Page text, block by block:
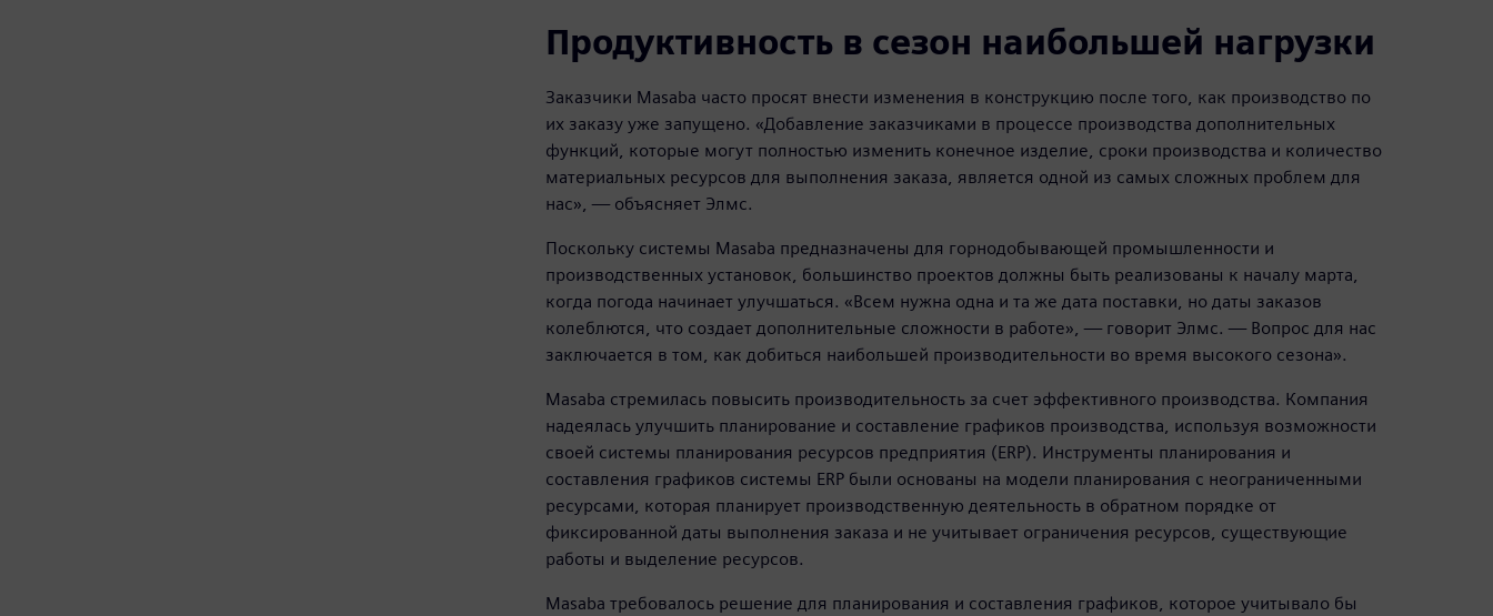
Продуктивность в сезон наибольшей нагрузки
Заказчики Masaba часто просят внести изменения в конструкцию после того, как производство по
их заказу уже запущено. «Добавление заказчиками в процессе производства дополнительных
функций, которые могут полностью изменить конечное изделие, сроки производства и количество
материальных ресурсов для выполнения заказа, является одной из самых сложных проблем для
нас», — объясняет Элмс.
Поскольку системы Masaba предназначены для горнодобывающей промышленности и
производственных установок, большинство проектов должны быть реализованы к началу марта,
когда погода начинает улучшаться. «Всем нужна одна и та же дата поставки, но даты заказов
колеблются, что создает дополнительные сложности в работе», — говорит Элмс. — Вопрос для нас
заключается в том, как добиться наибольшей производительности во время высокого сезона».
Masaba стремилась повысить производительность за счет эффективного производства. Компания
надеялась улучшить планирование и составление графиков производства, используя возможности
своей системы планирования ресурсов предприятия (ERP). Инструменты планирования и
составления графиков системы ERP были основаны на модели планирования с неограниченными
ресурсами, которая планирует производственную деятельность в обратном порядке от
фиксированной даты выполнения заказа и не учитывает ограничения ресурсов, существующие
работы и выделение ресурсов.
Masaba требовалось решение для планирования и составления графиков, которое учитывало бы